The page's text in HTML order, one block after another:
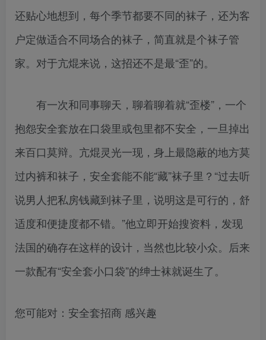
还贴心地想到，每个季节都要不同的袜子，还为客
户定做适合不同场合的袜子，简直就是个袜子管
家。对于亢焜来说，这招还不是最“歪”的。
有一次和同事聊天，聊着聊着就“歪楼”，一个
抱怨安全套放在口袋里或包里都不安全，一旦掉出
来百口莫辩。亢焜灵光一现，身上最隐蔽的地方莫
过内裤和袜子，安全套能不能“藏”袜子里？“过去听
说男人把私房钱藏到袜子里，说明这是可行的，舒
适度和便捷度都不错。”他立即开始搜资料，发现
法国的确存在这样的设计，当然也比较小众。后来
一款配有“安全套小口袋”的绅士袜就诞生了。
您可能对：安全套招商 感兴趣